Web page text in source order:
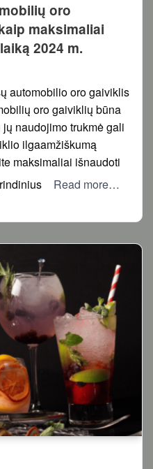
oro
maksimaliai
2024 m.
automobilio oro gaiviklis
oro gaiviklių būna
naudojimo trukmė gali
ilgaamžiškumą
maksimaliai išnaudoti
Read more…